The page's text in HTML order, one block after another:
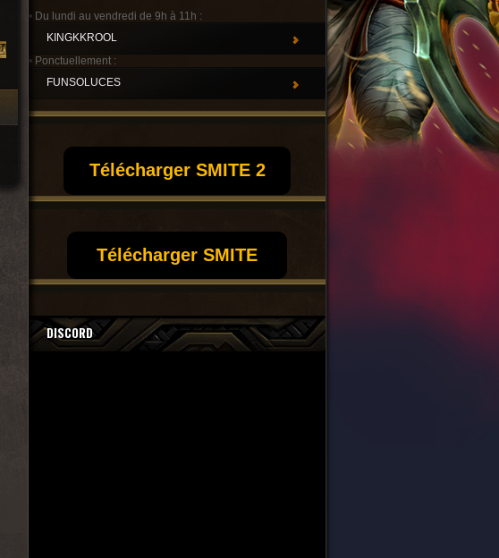
• Du lundi au vendredi de 9h à 11h :
KINGKKROOL
• Ponctuellement :
FUNSOLUCES
Télécharger SMITE 2
Télécharger SMITE
DISCORD